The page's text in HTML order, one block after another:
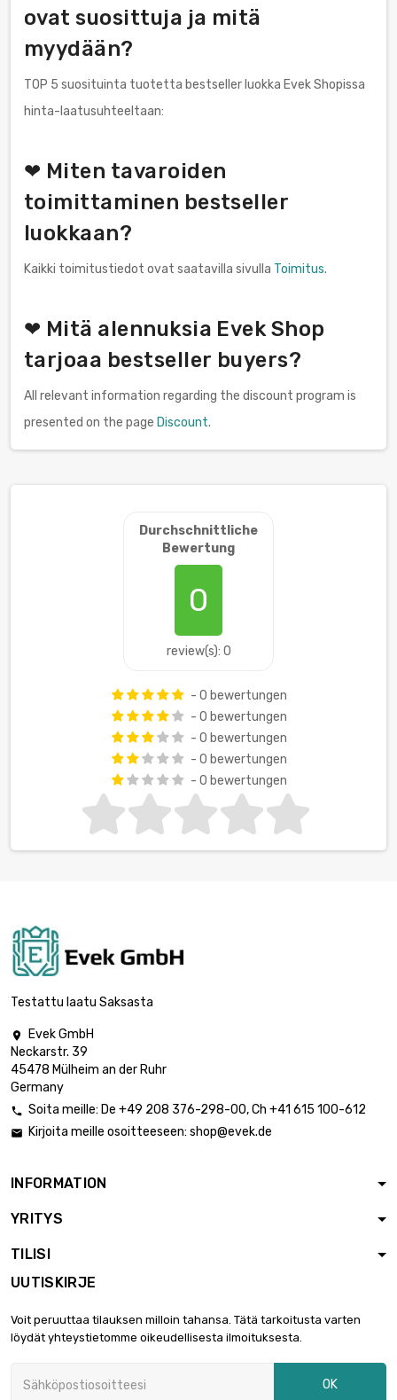
ovat suosittuja ja mitä
myydään?
TOP 5 suosituinta tuotetta bestseller luokka Evek Shopissa
hinta-laatusuhteeltaan:
❤ Miten tavaroiden
toimittaminen bestseller
luokkaan?
Kaikki toimitustiedot ovat saatavilla sivulla Toimitus.
❤ Mitä alennuksia Evek Shop
tarjoaa bestseller buyers?
All relevant information regarding the discount program is
presented on the page Discount.
Durchschnittliche
Bewertung
0
review(s): 0
- 0 bewertungen
- 0 bewertungen
- 0 bewertungen
- 0 bewertungen
- 0 bewertungen
Testattu laatu Saksasta

Evek GmbH
Neckarstr. 39
45478 Mülheim an der Ruhr
Germany
 Soita meille: De +49 208 376-298-00, Ch +41 615 100-612
 Kirjoita meille osoitteeseen: shop@evek.de
INFORMATION
YRITYS
TILISI
UUTISKIRJE
Voit peruuttaa tilauksen milloin tahansa. Tätä tarkoitusta varten
löydät yhteystietomme oikeudellisesta ilmoituksesta.
OK